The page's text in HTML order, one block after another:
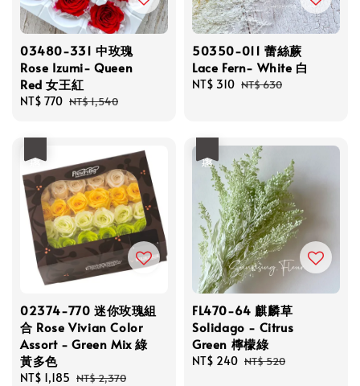
03480-331 中玫瑰
Rose Izumi- Queen
Red 女王紅
Sale
NT$ 770 Regular
NT$ 1,540
50350-011 蕾絲蕨
Lace Fern- White 白
Sale
NT$ 310 Regular
NT$ 630
02374-770 迷你玫瑰組
合 Rose Vivian Color
Assort - Green Mix 綠
黃多色
Sale
NT$ 1,185 Regular
NT$ 2,370
FL470-64 麒麟草
Solidago - Citrus
Green 檸檬綠
Sale
NT$ 240 Regular
NT$ 520